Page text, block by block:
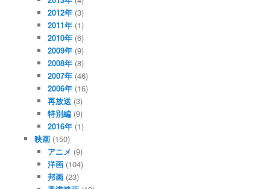
2012年 (3)
2011年 (1)
2010年 (6)
2009年 (9)
2008年 (8)
2007年 (46)
2006年 (16)
再放送 (3)
特別編 (9)
2016年 (1)
映画(150)
アニメ (9)
洋画 (104)
邦画 (23)